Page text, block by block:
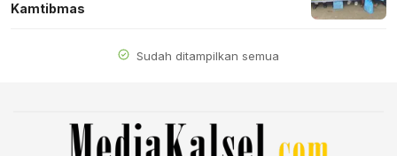
Kamtibmas
Sudah ditampilkan semua